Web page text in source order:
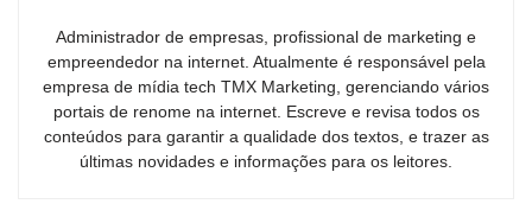
Administrador de empresas, profissional de marketing e
empreendedor na internet. Atualmente é responsável pela
empresa de mídia tech TMX Marketing, gerenciando vários
portais de renome na internet. Escreve e revisa todos os
conteúdos para garantir a qualidade dos textos, e trazer as
últimas novidades e informações para os leitores.